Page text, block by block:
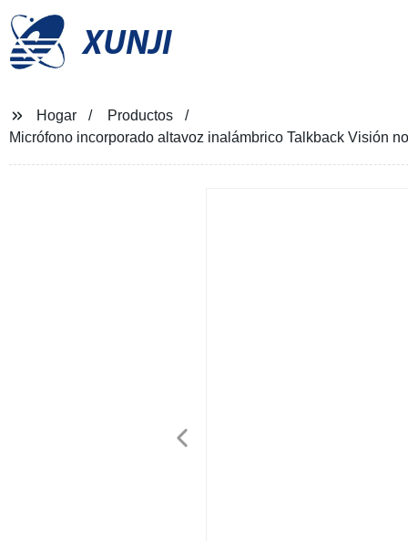
XUNJI
Hogar
Productos
Micrófono incorporado altavoz inalámbrico Talkback Visión